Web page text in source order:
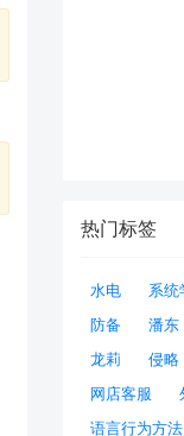
热门标签
水电 系统
防备
潘东
龙莉
侵略
网店客服
语言行为方法